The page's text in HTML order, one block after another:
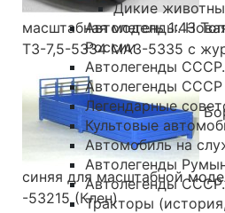
Дикие
Автолегенды.
России
Автолегенды
Автолегенды СССР
Легендарные
Культовые
Автомобиль на
Автолегенды
Автолегенды
Тракторы
масштабная модель 1:43
ТЗ-7,5-5334 МАЗ-5335 с
синяя для масштабной
-53215 (Клен)